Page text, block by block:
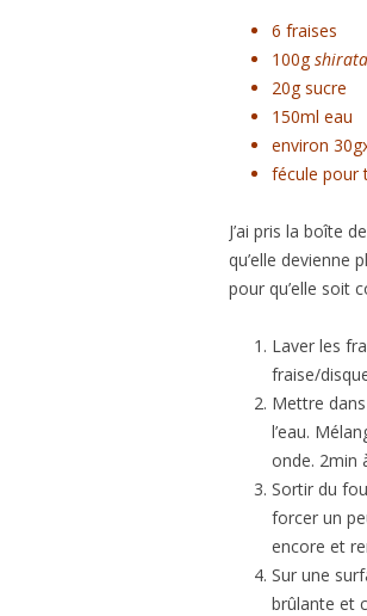
6 fraises
100g
20g sucre
150ml eau
environ
fécule pour
J’ai pris la boîte de
qu’elle devienne
pour qu’elle soit
Laver les
fraise/
Mettre
l’eau.
onde. 2min
Sortir du
forcer un
encore et
Sur une
brûlante et